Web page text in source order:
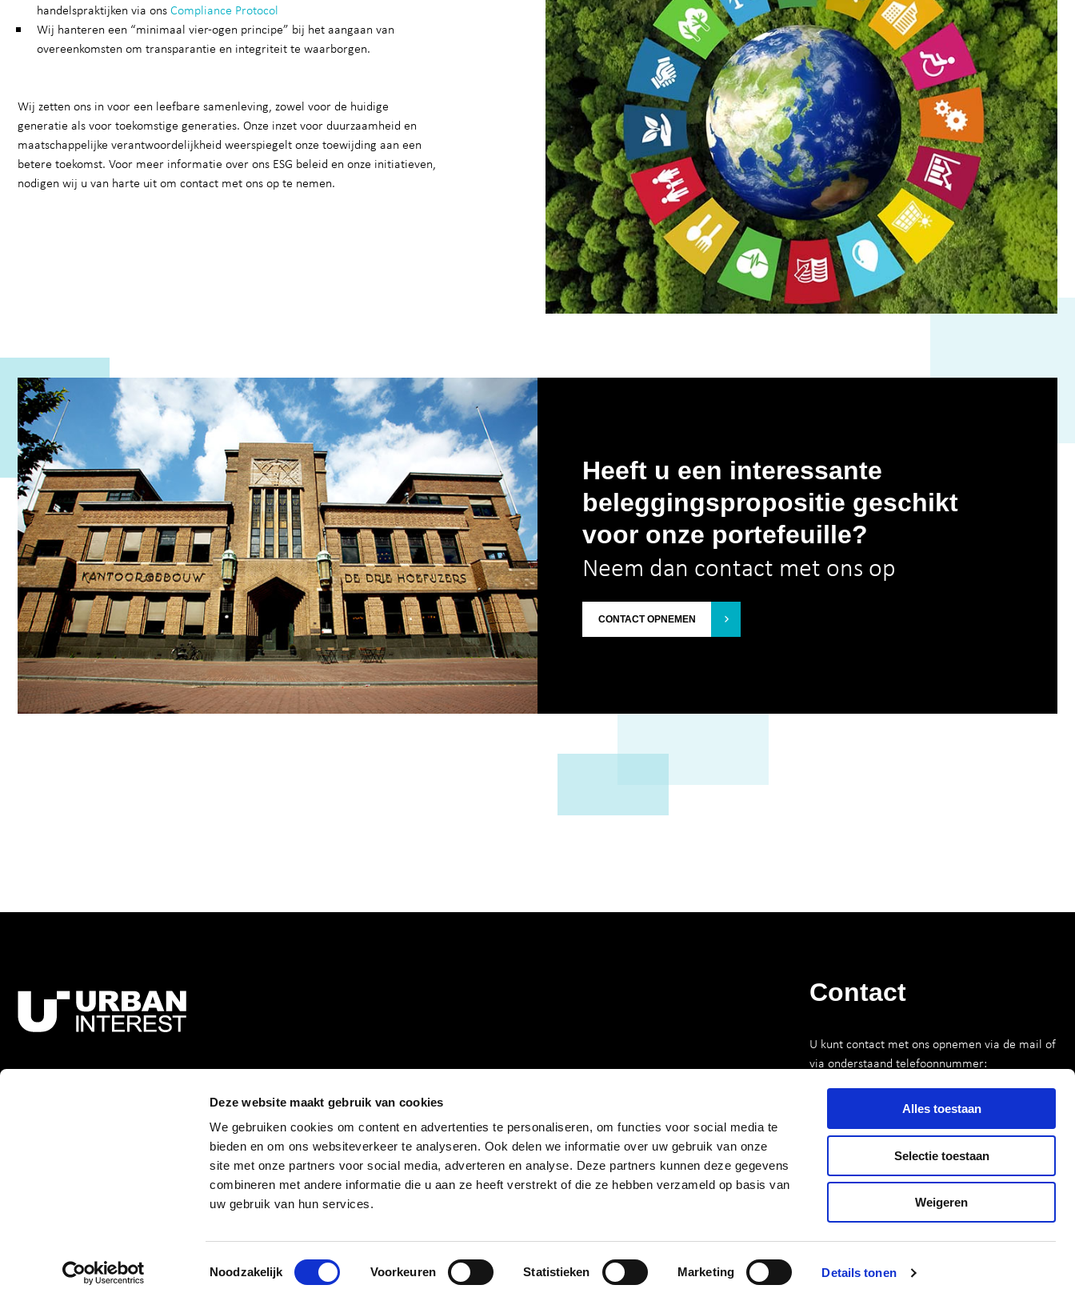
Deze website maakt gebruik van cookies
We gebruiken cookies om content en advertenties te personaliseren, om functies voor social media te
bieden en om ons websiteverkeer te analyseren. Ook delen we informatie over uw gebruik van onze
site met onze partners voor social media, adverteren en analyse. Deze partners kunnen deze gegevens
combineren met andere informatie die u aan ze heeft verstrekt of die ze hebben verzameld op basis van
uw gebruik van hun services.
Toestemmingsselectie
Noodzakelijk Voorkeuren Statistieken Marketing Details tonen
Alles toestaan
Selectie toestaan
Weigeren
handelspraktijken via onsCompliance Protocol
Wij hanteren een “minimaal vier-ogen principe” bij het aangaan van
overeenkomsten om transparantie en integriteit te waarborgen.
Wij zetten ons in voor een leefbare samenleving, zowel voor de huidige
generatie als voor toekomstige generaties. Onze inzet voor duurzaamheid en
maatschappelijke verantwoordelijkheid weerspiegelt onze toewijding aan een
betere toekomst. Voor meer informatie over ons ESG beleid en onze initiatieven,
nodigen wij u van harte uit om contact met ons op te nemen.
Heeft u een interessante
beleggingspropositie geschikt
voor onze portefeuille?
Neem dan contact met ons op
CONTACT OPNEMEN
Contact
U kunt contact met ons opnemen via de mail of
via onderstaand telefoonnummer:
070 312 28 22
E-mail info@urbaninterest.nl
CONTACT OPNEMEN